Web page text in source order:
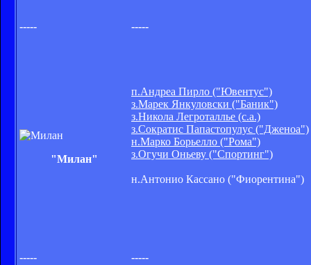
----- -----
"Милан"
п.Андреа Пирло ("Ювентус")
з.Марек Янкуловски ("Баник")
з.Никола Легроталлье (с.а.)
з.Сократис Папастопулус ("Дженоа")
н.Марко Борьелло ("Рома")
з.Огучи Оньеву ("Спортинг")
н.Антонио Кассано ("Фиорентина")
----- -----